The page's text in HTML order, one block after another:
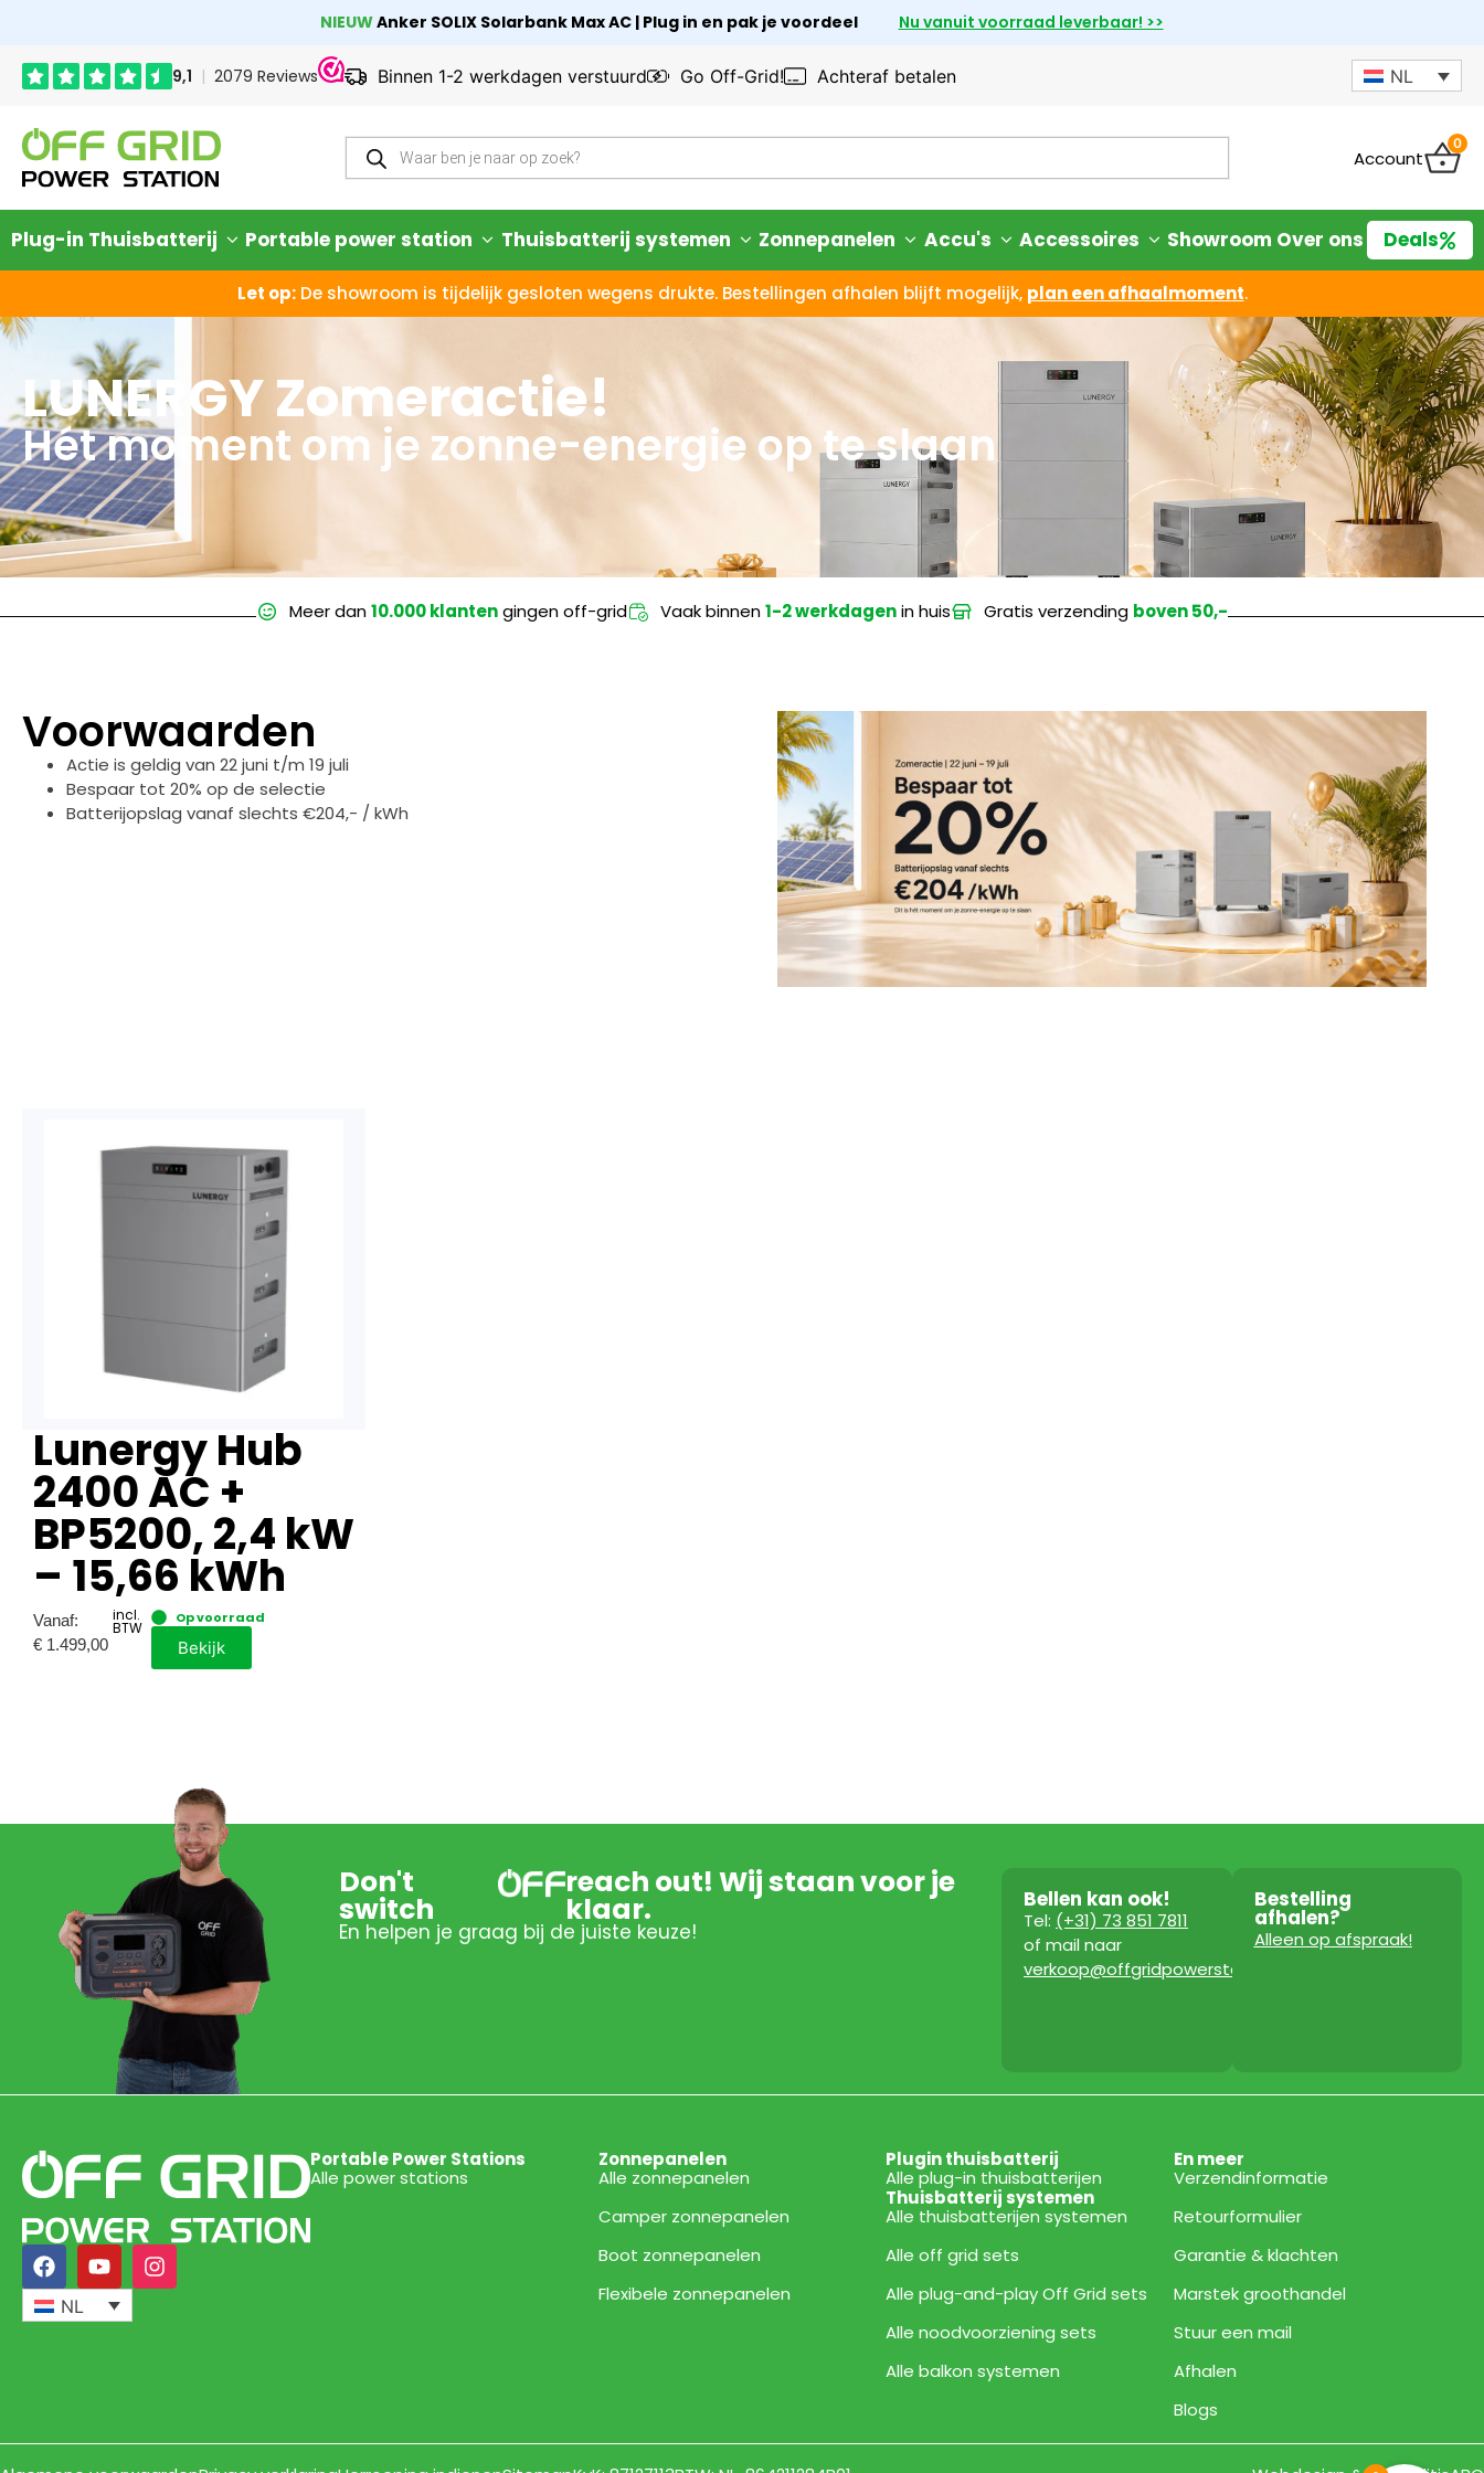
NIEUWAnker SOLIX Solarbank Max AC | Plug in en pak je voordeel Nu vanuit voorraad leverbaar! >>
Binnen 1-2 werkdagen verstuurd Go Off-Grid! Achteraf betalen NL
Account
0
Plug-in Thuisbatterij Portable power station Thuisbatterij systemen Zonnepanelen Accu's Accessoires Showroom Over ons Deals
Let op:De showroom is tijdelijk gesloten wegens drukte. Bestellingen afhalen blijft mogelijk, plan een afhaalmoment.
LUNERGY Zomeractie!
Hét moment om je zonne-energie op te slaan
Meer dan10.000 klantengingen off-grid Vaak binnen1-2 werkdagenin huis Gratis verzending boven 50,-
Voorwaarden
Actie is geldig van 22 juni t/m 19 juli
Bespaar tot 20% op de selectie
Batterijopslag vanaf slechts €204,- / kWh
Lunergy Hub
2400 AC +
BP5200, 2,4 kW
– 15,66 kWh
Vanaf:
€ 1.499,00
incl.
BTW
Op voorraad
Bekijk
Don't
switch
reach out! Wij staan voor je
klaar.
En helpen je graag bij de juiste keuze!
Bellen kan ook!
Tel: (+31) 73 851 7811
of mail naar
verkoop@offgridpowerstation.com
Bestelling
afhalen?
Alleen op afspraak!
NL
Portable Power Stations
Alle power stations
Zonnepanelen
Alle zonnepanelen
Camper zonnepanelen
Boot zonnepanelen
Flexibele zonnepanelen
Plugin thuisbatterij
Alle plug-in thuisbatterijen
Thuisbatterij systemen
Alle thuisbatterijen systemen
Alle off grid sets
Alle plug-and-play Off Grid sets
Alle noodvoorziening sets
Alle balkon systemen
En meer
Verzendinformatie
Retourformulier
Garantie & klachten
Marstek groothandel
Stuur een mail
Afhalen
Blogs